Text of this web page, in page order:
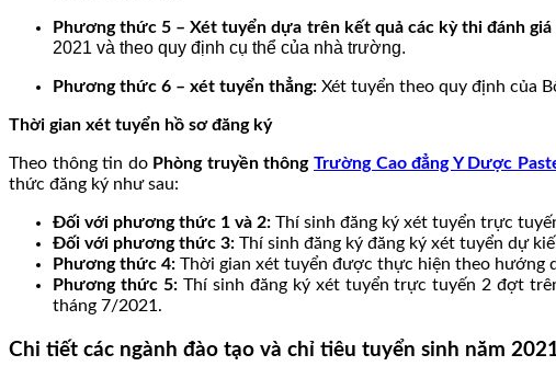
Phương thức 5 – Xét tuyển dựa trên kết quả các kỳ thi đánh
2021 và theo quy định cụ thể của nhà trường.
Phương thức 6 – xét tuyển thẳng: Xét tuyển theo quy định của
Thời gian xét tuyển hồ sơ đăng ký
Theo thông tin do Phòng truyền thôngTrường Cao đẳng Y Dược
thức đăng ký như sau:
Đối với phương thức 1 và 2: Thí sinh đăng ký xét tuyển trực
Đối với phương thức 3: Thí sinh đăng ký đăng ký xét tuyển dự
Phương thức 4: Thời gian xét tuyển được thực hiện theo hướng
Phương thức 5:Thí sinh đăng ký xét tuyển trực tuyến 2 đợt
tháng 7/2021.
Chi tiết các ngành đào tạo và chỉ tiêu tuyển sinh năm